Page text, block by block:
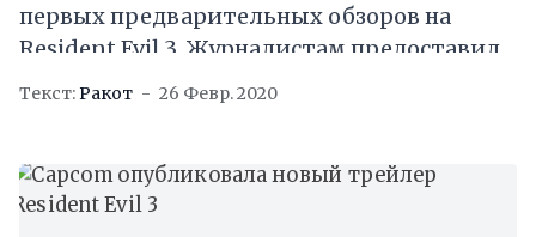
первых предварительных обзоров на
Resident Evil 3. Журналистам предоставили
к ознакомлению небольшой отрывок,
Текст:Ракот 26 Февр. 2020